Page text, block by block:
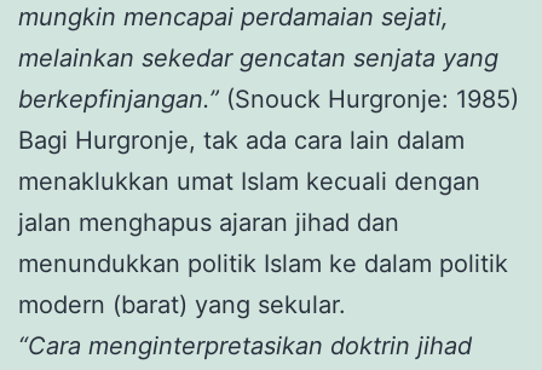
mungkin mencapai perdamaian sejati,
melainkan sekedar gencatan senjata yang
berkepfinjangan.” (Snouck Hurgronje: 1985)
Bagi Hurgronje, tak ada cara lain dalam
menaklukkan umat Islam kecuali dengan
jalan menghapus ajaran jihad dan
menundukkan politik Islam ke dalam politik
modern (barat) yang sekular.
“Cara menginterpretasikan doktrin jihad